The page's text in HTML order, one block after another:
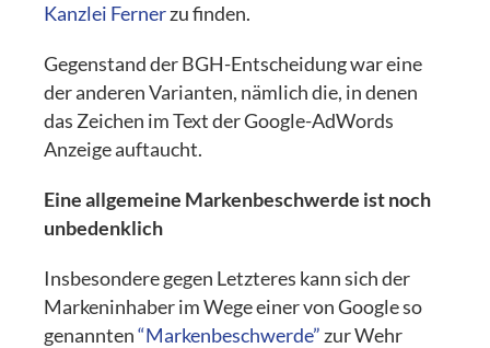
Kanzlei Fernerzu finden.
Gegenstand der BGH-Entscheidung war eine
der anderen Varianten, nämlich die, in denen
das Zeichen im Text der Google-AdWords
Anzeige auftaucht.
Eine allgemeine Markenbeschwerde ist noch
unbedenklich
Insbesondere gegen Letzteres kann sich der
Markeninhaber im Wege einer von Google so
genannten“Markenbeschwerde” zur Wehr